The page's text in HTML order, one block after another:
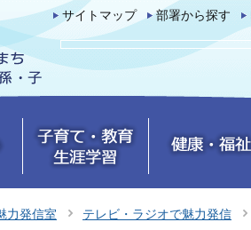
サイトマップ 部署から探す
力発信室 テレビ・ラジオで魅力発信